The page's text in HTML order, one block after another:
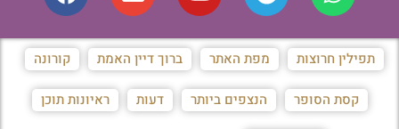
תפילין חרוצות מפת האתר ברוך דיין האמת קורונה
קסת הסופר הנצפים ביותר דעות ראיונות תוכן